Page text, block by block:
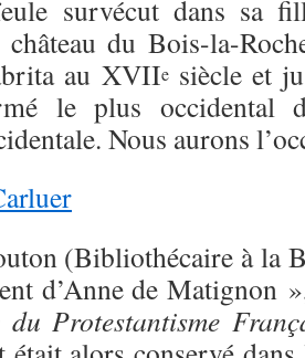
survécut dans sa
du Bois-la-
au XVIIesiècle et
le plus occidental
Nous aurons
(Bibliothécaire à la
d’Anne de Matignon
Protestantisme